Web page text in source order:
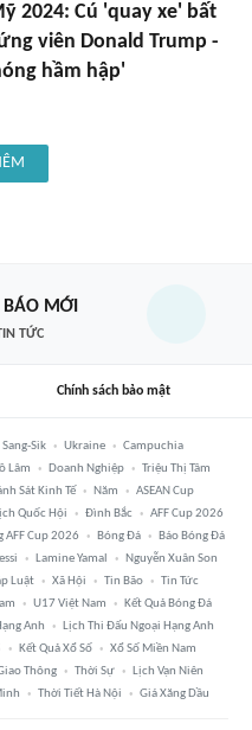
2024: Cú 'quay xe' bất
viên Donald Trump -
hầm hập'
MỚI
TỨC
Chính sách bảo mật
Sik Ukraine
Campuchia
Lâm Doanh Nghiệp
Triệu Thị Tâm
Sát Kinh Tế Năm
ASEAN Cup
Quốc Hội Đình Bắc
AFF Cup 2026
AFF Cup 2026 Bóng Đá
Báo Bóng Đá
Lamine Yamal
Nguyễn Xuân Son
Luật Xã Hội Tin Bão
Tin Tức
U17 Việt Nam
Kết Quả Bóng Đá
Anh
Lịch Thi Đấu Ngoại Hạng Anh
Kết Quả Xổ Số
Xổ Số Miền Nam
Thông Thời Sự
Lịch Vạn Niên
Thời Tiết Hà Nội Giá Xăng Dầu